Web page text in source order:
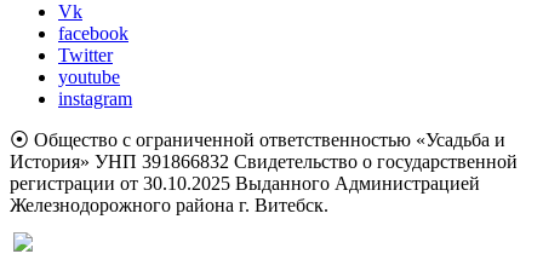
Vk
facebook
Twitter
youtube
instagram
⦿ Общество с ограниченной ответственностью «Усадьба и
История» УНП 391866832 Свидетельство о государственной
регистрации от 30.10.2025 Выданного Администрацией
Железнодорожного района г. Витебск.